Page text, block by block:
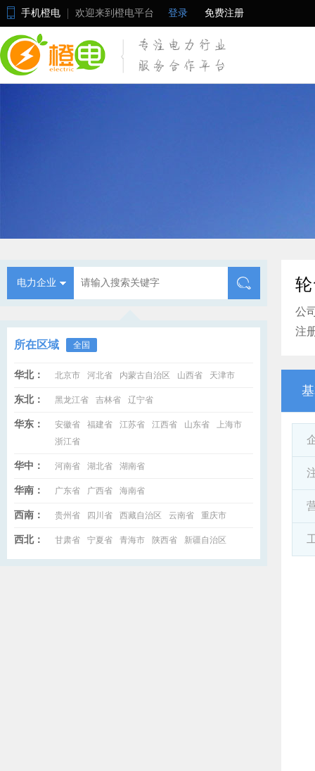
手机橙电 欢迎来到橙电平台 登录 免费注册
电力企业
所在区域 全国
华北： 北京市 河北省 内蒙古自治区 山西省 天津市
东北： 黑龙江省 吉林省 辽宁省
华东： 安徽省 福建省 江苏省 江西省 山东省
上海市
浙江省
华中： 河南省 湖北省 湖南省
华南： 广东省 广西省 海南省
西南： 贵州省 四川省 西藏自治区 云南省 重庆市
西北： 甘肃省 宁夏省 青海市 陕西省 新疆自治区
公
注